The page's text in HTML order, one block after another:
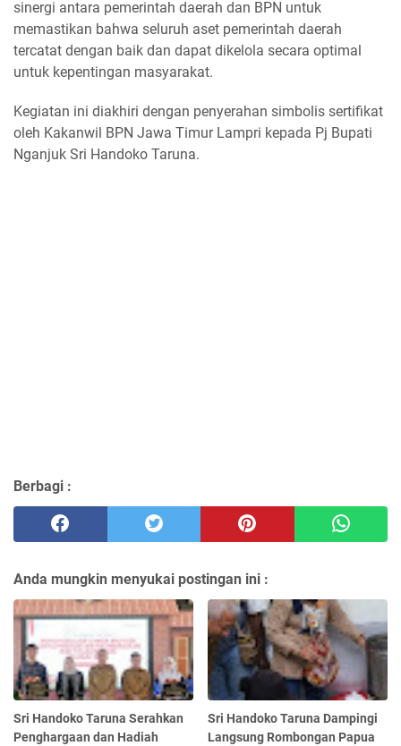
sinergi antara pemerintah daerah dan BPN untuk
memastikan bahwa seluruh aset pemerintah daerah
tercatat dengan baik dan dapat dikelola secara optimal
untuk kepentingan masyarakat.
Kegiatan ini diakhiri dengan penyerahan simbolis sertifikat
oleh Kakanwil BPN Jawa Timur Lampri kepada Pj Bupati
Nganjuk Sri Handoko Taruna.
Berbagi :
Anda mungkin menyukai postingan ini :
Sri Handoko Taruna Serahkan
Penghargaan dan Hadiah
Sri Handoko Taruna Dampingi
Langsung Rombongan Papua